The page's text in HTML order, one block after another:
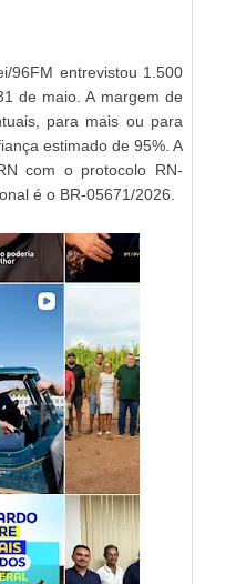
96FM entrevistou 1.500
de maio. A margem de
para mais ou para
estimado de 95%. A
com o protocolo RN-
é o BR-05671/2026.